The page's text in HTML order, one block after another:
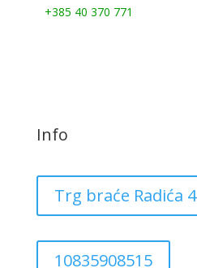
+385 40 370 771
Info
Trg braće Radića 4
10835908515